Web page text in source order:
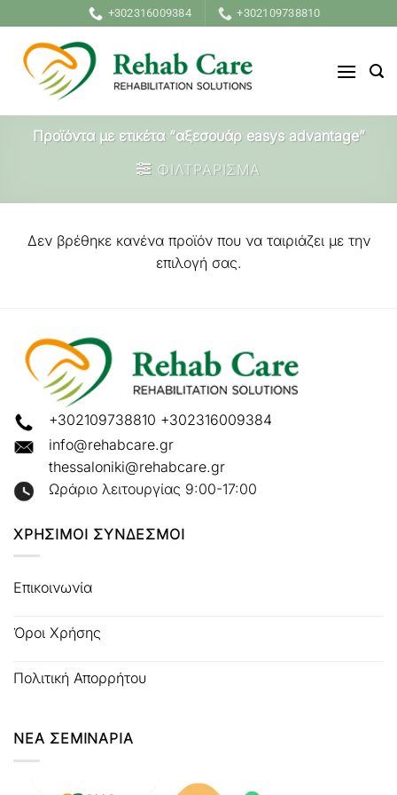
στο
περιεχόμενο
+302316009384 +302109738810
Προϊόντα με ετικέτα “αξεσουάρ easys advantage”
ΦΙΛΤΡΑΡΙΣΜΑ
Δεν βρέθηκε κανένα προϊόν που να ταιριάζει με την
επιλογή σας.
+302109738810 +302316009384
info@rehabcare.gr
thessaloniki@rehabcare.gr
Ωράριο λειτουργίας 9:00-17:00
ΧΡΗΣΙΜΟΙ ΣΥΝΔΕΣΜΟΙ
Επικοινωνία
Όροι Χρήσης
Πολιτική Απορρήτου
ΝΕΑ ΣΕΜΙΝΑΡΙΑ